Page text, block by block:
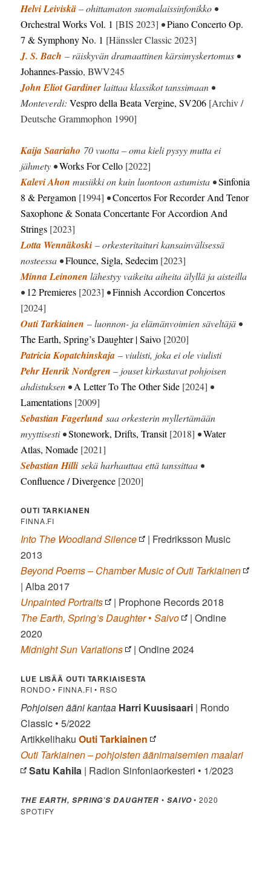
Helvi Leiviskä– ohittamaton suomalaissinfonikko •
Orchestral Works Vol. 1 [BIS 2023] •Piano Concerto Op.
7 & Symphony No. 1 [Hänssler Classic 2023]
J. S. Bach – räiskyvän dramaattinen kärsimyskertomus •
Johannes-Passio, BWV245
John Eliot Gardinerlaittaa klassikot tanssimaan •
Monteverdi:Vespro della Beata Vergine, SV206 [Archiv /
Deutsche Grammophon 1990]
Kaija Saariaho 70 vuotta – oma kieli pysyy mutta ei
jähmety •Works For Cello [2022]
Kalevi Ahon musiikki on kuin luontoon astumista •Sinfonia
8 & Pergamon [1994] •Concertos For Recorder And Tenor
Saxophone & Sonata Concertante For Accordion And
Strings [2023]
Lotta Wennäkoski – orkesteritaituri kansainvälisessä
nosteessa •Flounce, Sigla, Sedecim [2023]
Minna Leinonen lähestyy vaikeita aiheita älyllä ja aisteilla
• 12 Premieres [2023] •Finnish Accordion Concertos
[2024]
Outi Tarkiainen – luonnon- ja elämänvoimien säveltäjä •
The Earth, Spring’s Daughter | Saivo [2020]
Patricia Kopatchinskaja – viulisti, joka ei ole viulisti
Pehr Henrik Nordgren – jouset kirkastavat pohjoisen
ahdistuksen •A Letter To The Other Side [2024] •
Lamentations [2009]
Sebastian Fagerlundsaa orkesterin myllertämään
myyttisesti •Stonework, Drifts, Transit[2018] •Water
Atlas, Nomade [2021]
Sebastian Hilli sekä harhauttaa että tanssittaa •
Confluence / Divergence [2020]
OUTI TARKIANEN
FINNA.FI
Into The Woodland Silence
| Fredriksson Music
2013
Beyond Poems – Chamber Music of Outi Tarkiainen
| Alba 2017
Unpainted Portraits
| Prophone Records 2018
The Earth, Spring’s Daughter•Saivo
| Ondine
2020
Midnight Sun Variations
| Ondine 2024
LUE LISÄÄ OUTI TARKIAISESTA
RONDO • FINNA.FI • RSO
Pohjoisen ääni kantaa Harri Kuusisaari | Rondo
Classic • 5/2022
ArtikkelihakuOuti Tarkiainen
Outi Tarkiainen – pohjoisten äänimaisemien maalari
Satu Kahila | Radion Sinfoniaorkesteri • 1/2023
THE EARTH, SPRING’S DAUGHTER • SAIVO• 2020
SPOTIFY